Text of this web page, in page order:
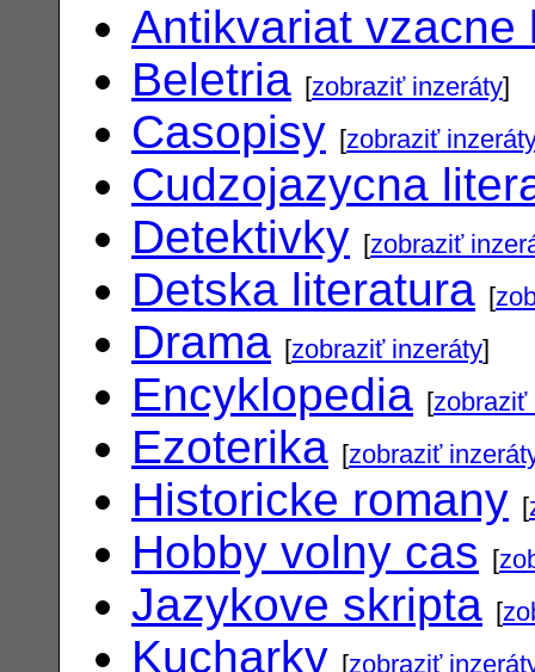
Antikvariat vzacne
Beletria [zobraziť inzeráty]
Casopisy [zobraziť
Cudzojazycna
Detektivky [zobraziť
Detska literatura [
Drama [zobraziť inzeráty]
Encyklopedia [zobraziť
Ezoterika [zobraziť
Historicke romany [
Hobby volny cas [
Jazykove skripta [
Kucharky [zobraziť